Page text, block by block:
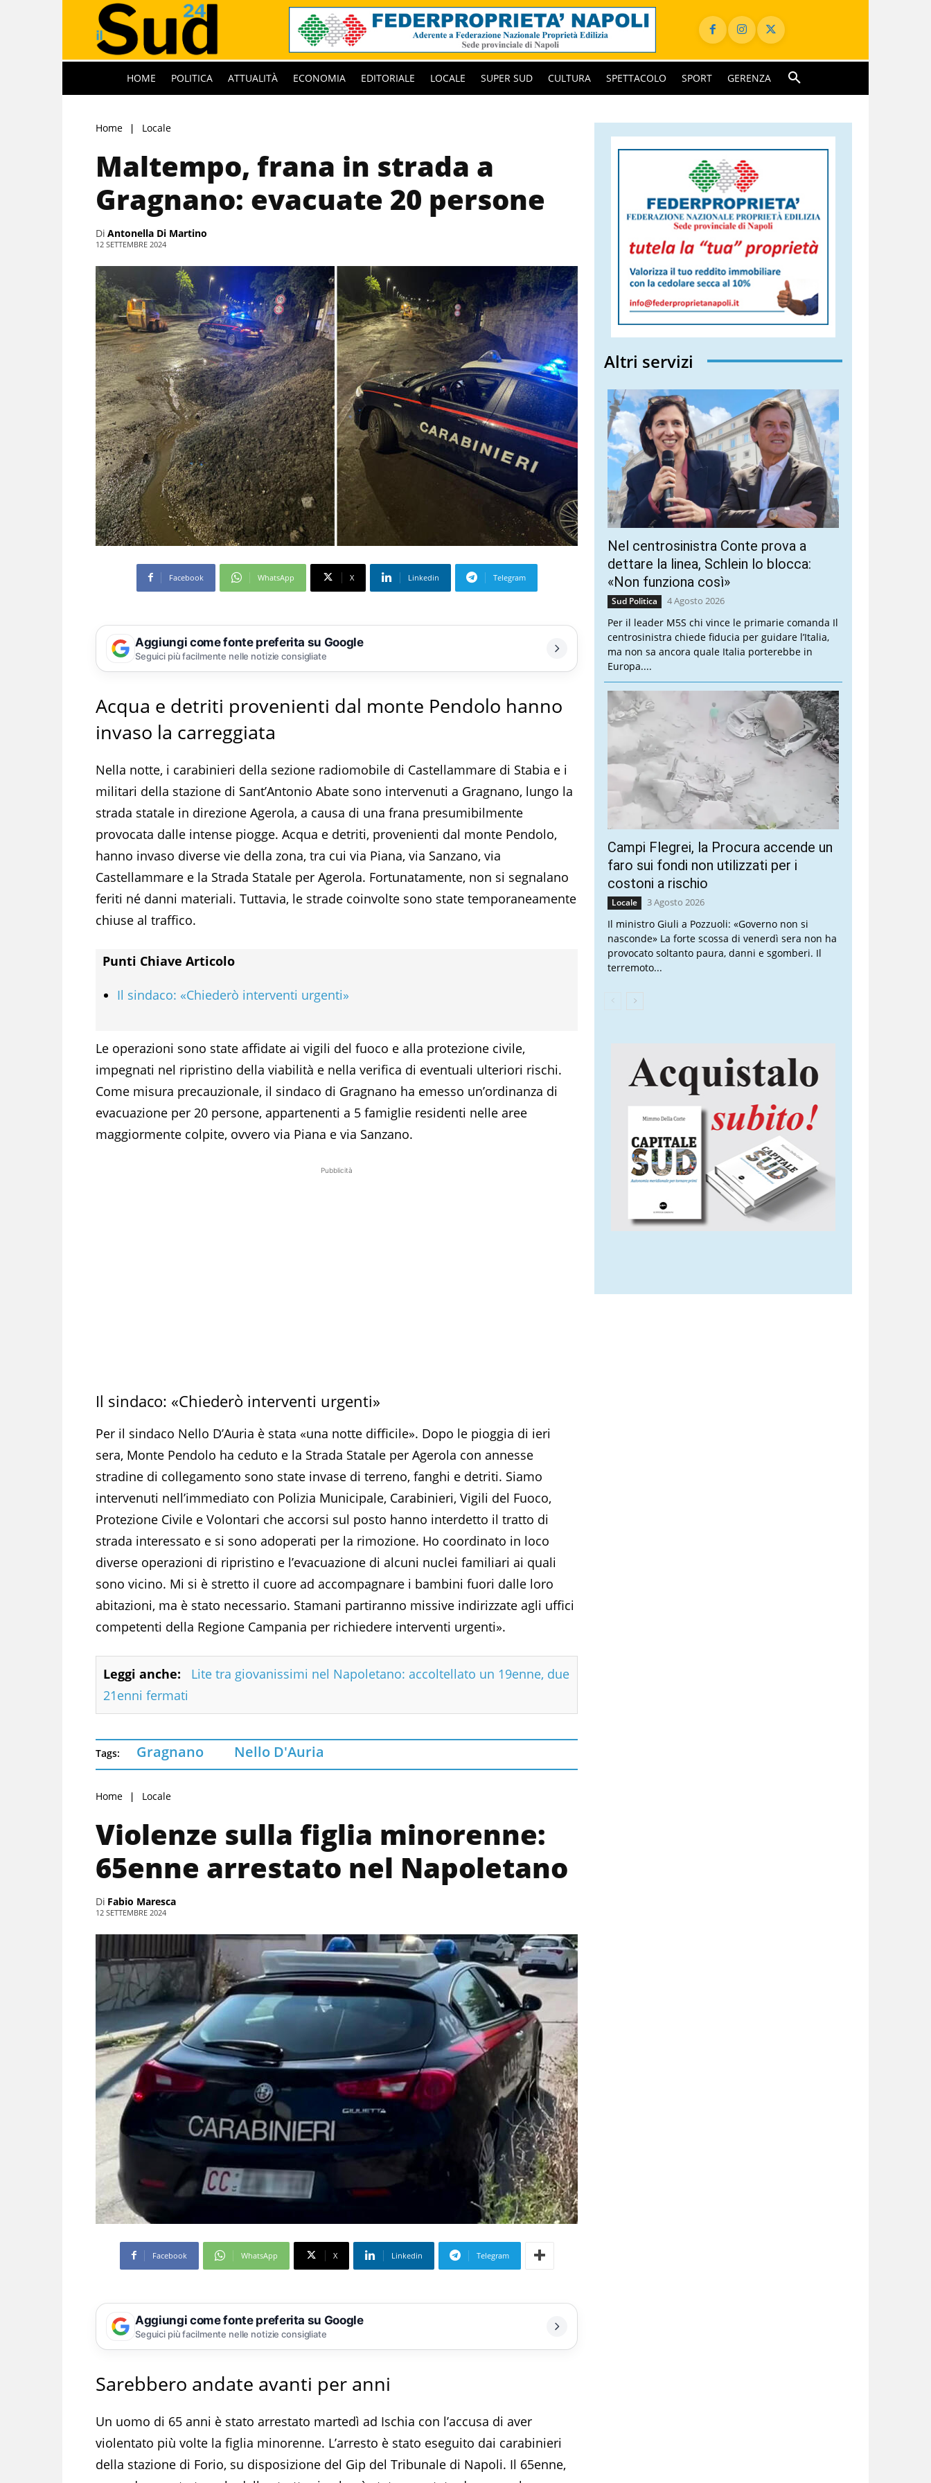
HOME POLITICA ATTUALITÀ ECONOMIA EDITORIALE LOCALE SUPER SUD CULTURA SPETTACOLO SPORT GERENZA
Home Locale
Maltempo, frana in strada a
Gragnano: evacuate 20 persone
Di Antonella Di Martino
12 SETTEMBRE 2024
Facebook WhatsApp X Linkedin Telegram
Aggiungi come fonte preferita su Google
Seguici più facilmente nelle notizie consigliate
Acqua e detriti provenienti dal monte Pendolo hanno
invaso la carreggiata
Nella notte, i carabinieri della sezione radiomobile di Castellammare di Stabia e i
militari della stazione di Sant’Antonio Abate sono intervenuti a Gragnano, lungo la
strada statale in direzione Agerola, a causa di una frana presumibilmente
provocata dalle intense piogge. Acqua e detriti, provenienti dal monte Pendolo,
hanno invaso diverse vie della zona, tra cui via Piana, via Sanzano, via
Castellammare e la Strada Statale per Agerola. Fortunatamente, non si segnalano
feriti né danni materiali. Tuttavia, le strade coinvolte sono state temporaneamente
chiuse al traffico.
Punti Chiave Articolo
Il sindaco: «Chiederò interventi urgenti»
Le operazioni sono state affidate ai vigili del fuoco e alla protezione civile,
impegnati nel ripristino della viabilità e nella verifica di eventuali ulteriori rischi.
Come misura precauzionale, il sindaco di Gragnano ha emesso un’ordinanza di
evacuazione per 20 persone, appartenenti a 5 famiglie residenti nelle aree
maggiormente colpite, ovvero via Piana e via Sanzano.
Pubblicità
Il sindaco: «Chiederò interventi urgenti»
Per il sindaco Nello D’Auria è stata «una notte difficile». Dopo le pioggia di ieri
sera, Monte Pendolo ha ceduto e la Strada Statale per Agerola con annesse
stradine di collegamento sono state invase di terreno, fanghi e detriti. Siamo
intervenuti nell’immediato con Polizia Municipale, Carabinieri, Vigili del Fuoco,
Protezione Civile e Volontari che accorsi sul posto hanno interdetto il tratto di
strada interessato e si sono adoperati per la rimozione. Ho coordinato in loco
diverse operazioni di ripristino e l’evacuazione di alcuni nuclei familiari ai quali
sono vicino. Mi si è stretto il cuore ad accompagnare i bambini fuori dalle loro
abitazioni, ma è stato necessario. Stamani partiranno missive indirizzate agli uffici
competenti della Regione Campania per richiedere interventi urgenti».
Leggi anche:
Lite tra giovanissimi nel Napoletano: accoltellato un 19enne, due
21enni fermati
Tags: Gragnano Nello D'Auria
Home Locale
Violenze sulla figlia minorenne:
65enne arrestato nel Napoletano
Di Fabio Maresca
12 SETTEMBRE 2024
Facebook WhatsApp X Linkedin Telegram
Aggiungi come fonte preferita su Google
Seguici più facilmente nelle notizie consigliate
Sarebbero andate avanti per anni
Un uomo di 65 anni è stato arrestato martedì ad Ischia con l’accusa di aver
violentato più volte la figlia minorenne. L’arresto è stato eseguito dai carabinieri
della stazione di Forio, su disposizione del Gip del Tribunale di Napoli. Il 65enne,
Altri servizi
Nel centrosinistra Conte prova a
dettare la linea, Schlein lo blocca:
«Non funziona così»
Sud Politica 4 Agosto 2026
Per il leader M5S chi vince le primarie comanda Il
centrosinistra chiede fiducia per guidare l’Italia,
ma non sa ancora quale Italia porterebbe in
Europa....
Campi Flegrei, la Procura accende un
faro sui fondi non utilizzati per i
costoni a rischio
Locale 3 Agosto 2026
Il ministro Giuli a Pozzuoli: «Governo non si
nasconde» La forte scossa di venerdì sera non ha
provocato soltanto paura, danni e sgomberi. Il
terremoto...